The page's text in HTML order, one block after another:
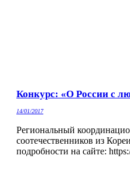
Конкурс: «О России с
14/01/2017
Региональный
соотечественников из
подробности на сайте: